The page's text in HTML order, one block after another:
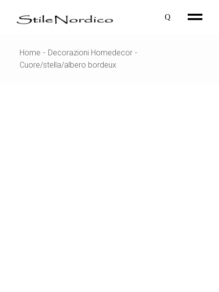
content
Home
Decorazioni Homedecor
Cuore/stella/albero bordeux